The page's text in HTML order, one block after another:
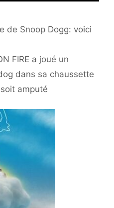
de Snoop Dogg: voici
FIRE a joué un
dans sa chaussette
amputé